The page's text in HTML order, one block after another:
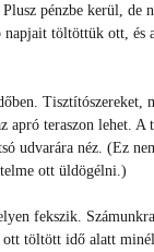
pénzbe kerül, de
napjait töltöttük ott, és
Tisztítószereket,
apró teraszon lehet. A
udvarára néz. (Ez
ott üldögélni.)
fekszik.
töltött idő alatt minél